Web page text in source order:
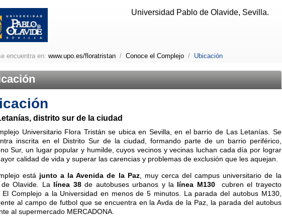
Universidad Pablo de Olavide, Sevilla.
encuentra en: www.upo.es/floratristan/ Conoce el Complejo/ Ubicación
distrito sur de la ciudad
Universitario Flora Tristán se ubica en Sevilla, en el barrio de Las Letanías. Se
inscrita en el Distrito Sur de la ciudad, formando parte de un barrio periférico,
Sur, un lugar popular y humilde, cuyos vecinos y vecinas luchan cada día por lograr
calidad de vida y superar las carencias y problemas de exclusión que les aquejan.
está junto a la Avenida de la Paz, muy cerca del campus universitario de la
de Olavide. La línea 38de autobuses urbanos y la línea M130
cubren el trayecto
El Complejo a la Universidad en menos de 5 minutos. La parada del autobus M130,
al campo de futbol que se encuentra en la Avda de la Paz, la parada del autobus
al supermercado MERCADONA.